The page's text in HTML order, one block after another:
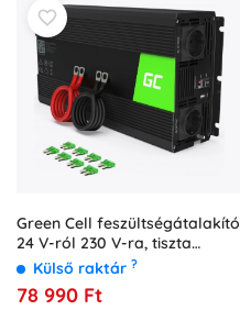
Green Cell feszültségátalakító
24 V-ról 230 V-ra, tiszta
szinusz, 1500 W
Külső raktár ?
78 990 Ft